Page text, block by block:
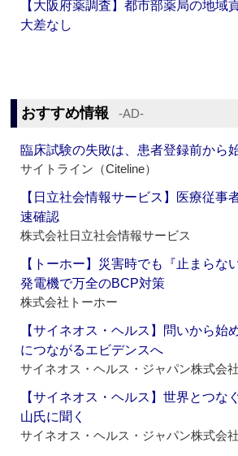
【大阪府薬調査】都市部薬局の地域
大差なし
おすすめ情報 ‐AD‐
臨床試験の失敗は、患者登録前から
サイトライン（Citeline）
【日立社会情報サービス】医療従事
速確認
株式会社日立社会情報サービス
【トーホー】災害時でも『止まら
発電機で万全のBCP対策
株式会社トーホー
【サイネオス・ヘルス】問いから始
につながるエビデンスへ
サイネオス・ヘルス・ジャパン株式会社
【サイネオス・ヘルス】世界とつ
山氏に聞く
サイネオス・ヘルス・ジャパン株式会社